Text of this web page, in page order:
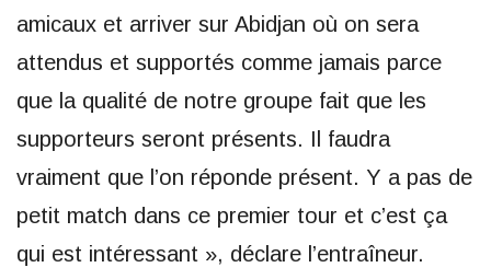
amicaux et arriver sur Abidjan où on sera
attendus et supportés comme jamais parce
que la qualité de notre groupe fait que les
supporteurs seront présents. Il faudra
vraiment que l’on réponde présent. Y a pas de
petit match dans ce premier tour et c’est ça
qui est intéressant », déclare l’entraîneur.